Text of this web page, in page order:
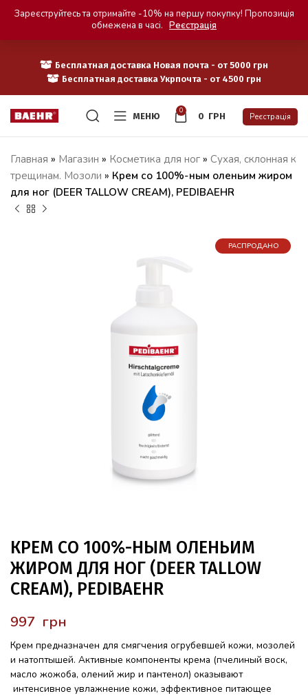
Бесплатная доставка Новая почта - от 5000 грн
Бесплатная доставка Укрпочта - от 4500 грн
МЕНЮ
0
0 ГРН Реєстрація
Главная » Магазин » Косметика для ног » Сухая, склонная к
трещинам. Мозоли » Крем со 100%-ным оленьим жиром
для ног (DEER TALLOW CREAM), PEDIBAEHR
РАСПРОДАНО
КРЕМ СО 100%-НЫМ ОЛЕНЬИМ
ЖИРОМ ДЛЯ НОГ (DEER TALLOW
CREAM), PEDIBAEHR
грн
Крем предназначен для смягчения огрубевшей кожи, мозолей
и натоптышей. Активные компоненты крема (пчелиный воск,
масло жожоба, олений жир и пантенол) оказывают
интенсивное увлажнение кожи, эффективное питающее
Зареєструйтесь та отримайте -10% на першу покупку! Пропозиція
обмежена в часі. Реєстрація